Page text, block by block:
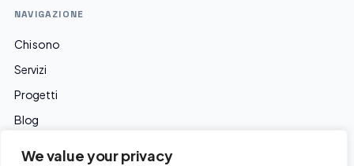
We value your privacy
NAVIGAZIONE
Chi sono
Servizi
Progetti
Blog